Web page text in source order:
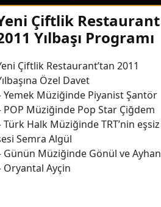
X Kapat
Çiftlik Restaurant
Yılbaşı Programı
Çiftlik Restaurant’tan 2011
Özel Davet
Yemek Müziğinde Piyanist Şantör
POP Müziğinde Pop Star Çiğdem
Türk Halk Müziğinde TRT’nin eşsiz
Semra Algül
Günün Müziğinde Gönül ve Ayhan
Oryantal Ayçin